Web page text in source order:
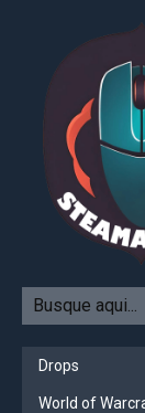
Drops
World of